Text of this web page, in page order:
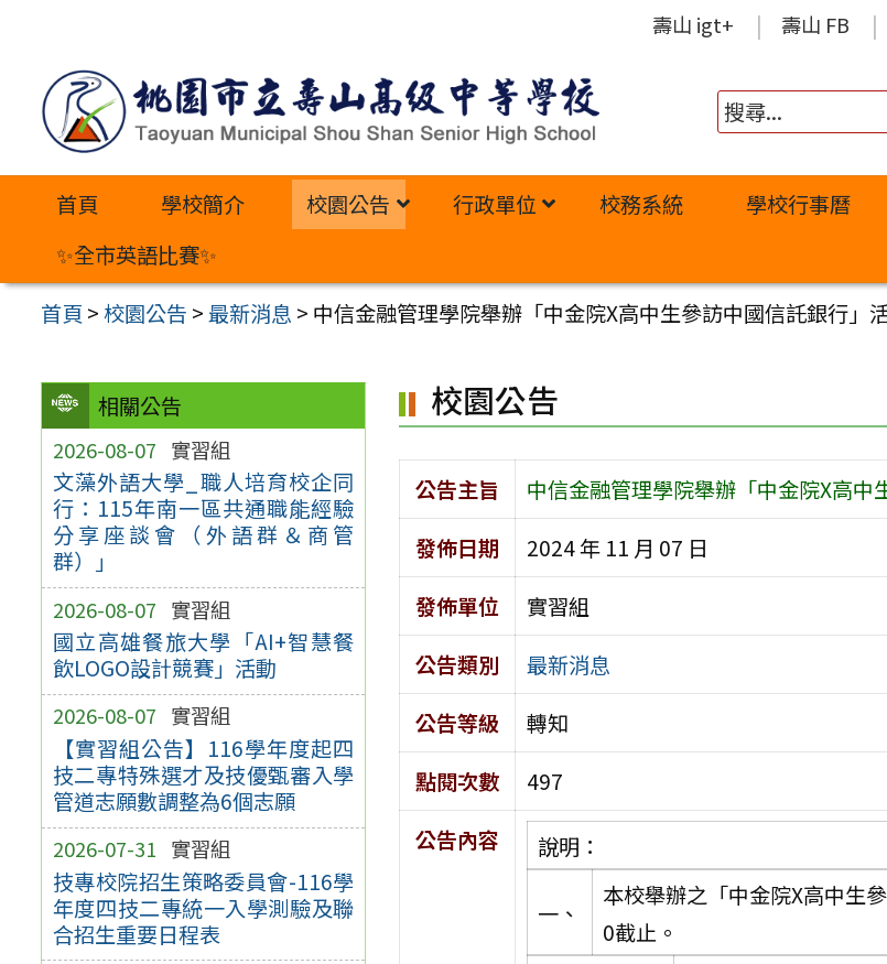
內
壽山 igt+ 壽山 FB
首頁 學校簡介 校園公告 行政單位 校務系統 學校行事曆
✨全市英語比賽✨
首頁 >校園公告 >最新消息 > 中信金融管理學院舉辦「中金院X高中生參訪中國信託銀行」
相關公告
2026-08-07 實習組
文藻外語大學_職人培育校企同
行：115年南一區共通職能經驗
分享座談會（外語群＆商管
群）」
2026-08-07 實習組
國立高雄餐旅大學「AI+智慧餐
飲LOGO設計競賽」活動
2026-08-07 實習組
【實習組公告】116學年度起四
技二專特殊選才及技優甄審入學
管道志願數調整為6個志願
2026-07-31 實習組
技專校院招生策略委員會-116學
年度四技二專統一入學測驗及聯
合招生重要日程表
校園公告
公告主旨
中信金融管理學院舉辦「中金院X高中
發佈日期
2024 年 11 月 07 日
發佈單位
實習組
公告類別
最新消息
公告等級
轉知
點閱次數
497
公告內容
說明：
一、
本校舉辦之「中金院X高中生
0截止。